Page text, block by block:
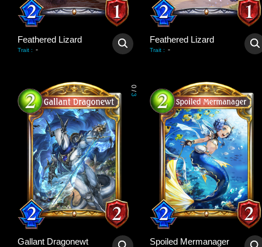
Feathered Lizard
Trait : -
Feathered Lizard
Trait : -
0
/
3
Gallant Dragonewt Spoiled Mermanager